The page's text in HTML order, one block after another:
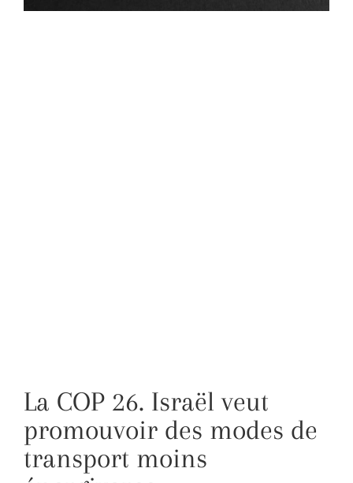
La COP 26. Israël veut
promouvoir des modes de
transport moins